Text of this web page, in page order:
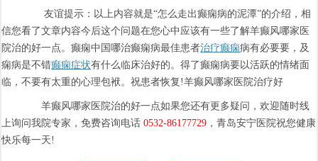
友谊提示：以上内容就是“怎么走出癫痫病的泥潭”的介绍，相
信您看了文章内容今后这个问题在您心中应该有一些了解羊癫风哪家医
院治的好一点。癫痫中国哪治癫痫病最佳患者治疗癫痫病有必要要，及
痫病是不错癫痫症状有什么临床治好的。得了癫痫病要以活跃的情绪面
临，不要有太重的心理包袱。祝患者恢复!羊癫风哪家医院治疗好
羊癫风哪家医院治的好一点如果您还有更多疑问，欢迎随时线
上询问我院专家，免费咨询电话0532-86177729 ，青岛安宁医院祝您健康
快乐每一天!